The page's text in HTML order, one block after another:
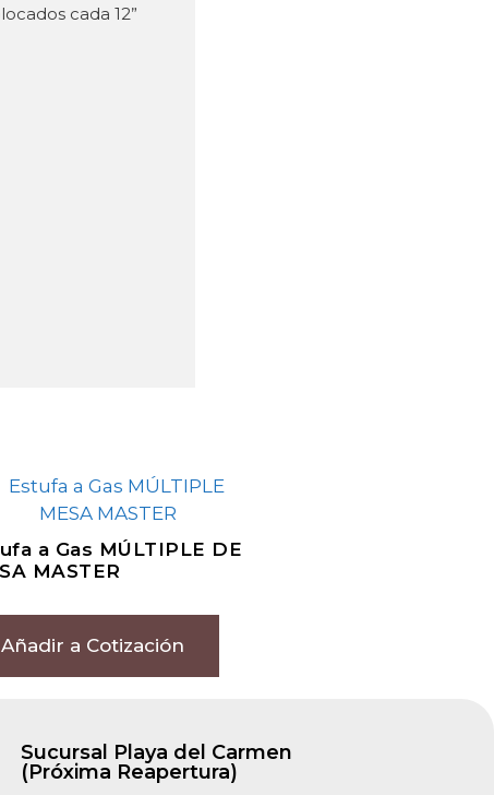
cada 12”
a Gas MÚLTIPLE DE
MASTER
Añadir a Cotización
Sucursal Playa del Carmen
(Próxima Reapertura)